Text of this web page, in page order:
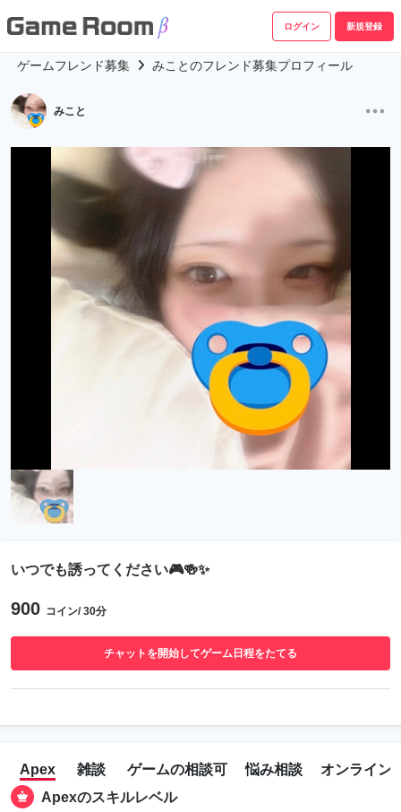
ログイン 新規登録
ゲームフレンド募集 みことのフレンド募集プロフィール
みこと
いつでも誘ってください🎮🍻✨
900 コイン/ 30分
チャットを開始してゲーム日程をたてる
Apex 雑談 ゲームの相談可 悩み相談
オンライン
Apexのスキルレベル